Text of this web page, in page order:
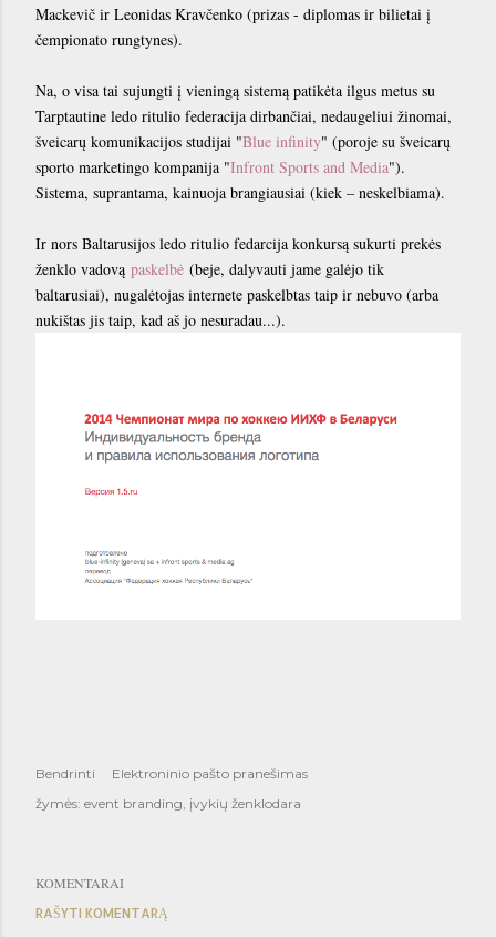
Mackevič ir Leonidas Kravčenko (prizas - diplomas ir bilietai į
čempionato rungtynes).
Na, o visa tai sujungti į vieningą sistemą patikėta ilgus metus su
Tarptautine ledo ritulio federacija dirbančiai, nedaugeliui žinomai,
šveicarų komunikacijos studijai "Blue infinity" (poroje su šveicarų
sporto marketingo kompanija "Infront Sports and Media").
Sistema, suprantama, kainuoja brangiausiai (kiek – neskelbiama).
Ir nors Baltarusijos ledo ritulio fedarcija konkursą sukurti prekės
ženklo vadovą paskelbė (beje, dalyvauti jame galėjo tik
baltarusiai), nugalėtojas internete paskelbtas taip ir nebuvo (arba
nukištas jis taip, kad aš jo nesuradau...).
Bendrinti
Elektroninio pašto pranešimas
žymės: event branding įvykių ženklodara
KOMENTARAI
RAŠYTI KOMENTARĄ